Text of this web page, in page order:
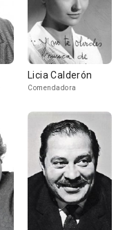
Licia Calderón
Comendadora